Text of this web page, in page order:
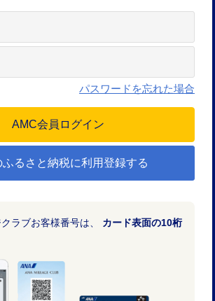
パスワードを忘れた場合
るさと納税に利用登録する
ラブお客様番号は、 カード表面の10桁